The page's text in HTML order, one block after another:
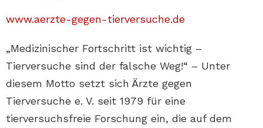
www.aerzte-gegen-tierversuche.de
„Medizinischer Fortschritt ist wichtig –
Tierversuche sind der falsche Weg!“ – Unter
diesem Motto setzt sich Ärzte gegen
Tierversuche e. V. seit 1979 für eine
tierversuchsfreie Forschung ein, die auf dem